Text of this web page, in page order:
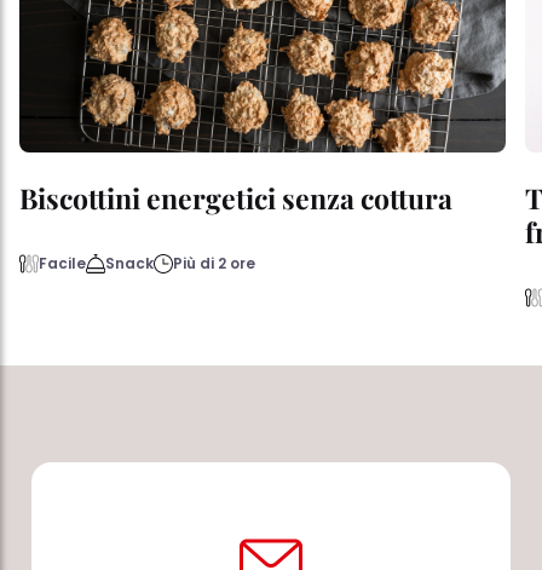
Biscottini energetici senza cottura
Facile Snack Più di 2 ore